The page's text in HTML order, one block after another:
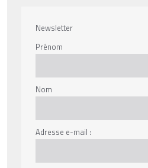
Newsletter
Prénom
Nom
Adresse e-mail :